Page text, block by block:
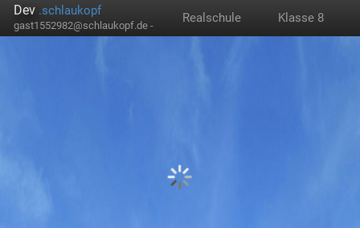
Dev .schlaukopf
gast1552982@schlaukopf.de -
Realschule Klasse 8